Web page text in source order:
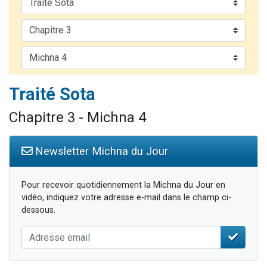
61 personnes viennent de demander une bénédiction
Eva vient de donner son Maasser
Traité Sota
Chapitre 3 - Michna 4
Newsletter Michna du Jour
Pour recevoir quotidiennement la Michna du Jour en
vidéo, indiquez votre adresse e-mail dans le champ ci-
dessous.